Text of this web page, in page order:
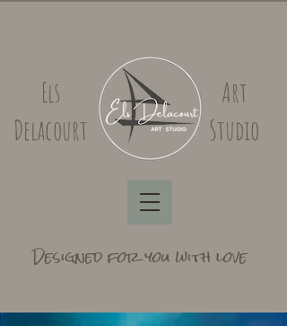
Els
Delacourt
Art
Studio
Designed for you with love